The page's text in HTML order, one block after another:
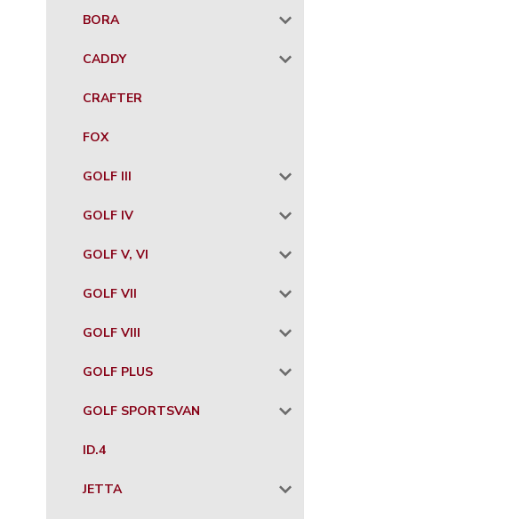
BORA
CADDY
CRAFTER
FOX
GOLF III
GOLF IV
GOLF V, VI
GOLF VII
GOLF VIII
GOLF PLUS
GOLF SPORTSVAN
ID.4
JETTA